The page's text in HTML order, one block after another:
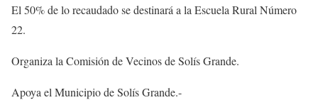
El 50% de lo recaudado se destinará a la Escuela Rural Número
22.
Organiza la Comisión de Vecinos de Solís Grande.
Apoya el Municipio de Solís Grande.-